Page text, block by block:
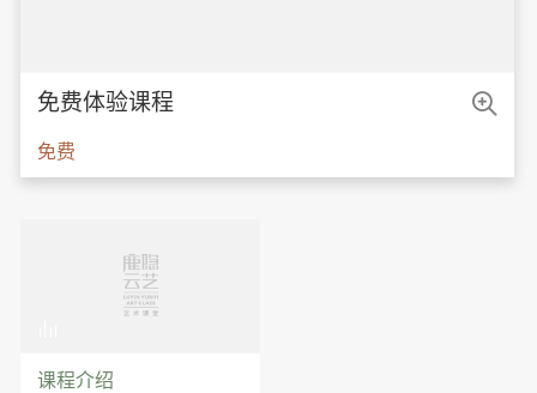
免费体验课程
免费

课程介绍